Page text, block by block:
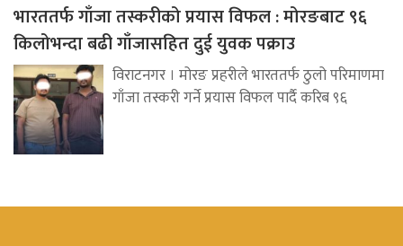
भारततर्फ गाँजा तस्करीको प्रयास विफल : मोरङबाट ९६
किलोभन्दा बढी गाँजासहित दुई युवक पक्राउ
विराटनगर । मोरङ प्रहरीले भारततर्फ ठुलो परिमाणमा
गाँजा तस्करी गर्ने प्रयास विफल पार्दै करिब ९६